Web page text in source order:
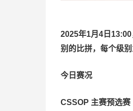
2025年1月4日
别的比拼，每个级
今日赛况
CSSOP 主赛预选赛